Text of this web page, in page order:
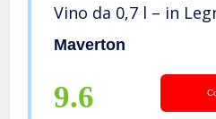
Vino da 0,7 l – in
Marrone Scuro –
Maverton
9.6